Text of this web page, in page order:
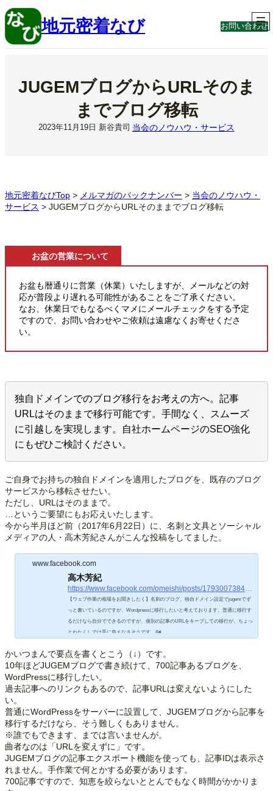
内
容
ス
地元密着なび お問い合わせ
JUGEMブログからURLそのま
までブログ移転
2023年11月19日 新谷貴司 当会のノウハウ・サービス
地元密着なびTop > メルマガのバックナンバー > 当会のノウハウ・
サービス > JUGEMブログからURLそのままでブログ移転
お盆の営業について
お盆も暦通りに営業（休業）いたしますが、メールなどの対
応が普段より遅れる可能性があることをご了承ください。
なお、休業日でもなるべくマメにメールチェックをする予定
ですので、お問い合わせやご依頼は遠慮なくお寄せくださ
い。
独自ドメインでのブログ移行をお考えの方へ。記事
URLはそのままで移行可能です。手間なく、スムーズ
に引越しを実現します。自社ホームページのSEO強化
にもぜひご検討ください。
ご自身でお持ちの独自ドメインを適用したブログを、既存のブログ
サービスから移転させたい。
ただし、URLはそのままで。
…というご要望にもお応えいたします。
今から半月ほど前（2017年6月22日）に、名刺と文具とソーシャル
メディアの人・高木芳紀さんがこんな投稿をしてました。
www.facebook.com
高木芳紀
https://www.facebook.com/omeishi/posts/1793007384059074
【ウェブ作業の相場をお聞きしたく】名刺のブログ、独自ドメイン設定でjugemでず
っと書いているのですが、Wordpressに移行したいと考えております。普通に移行す
るだけなら自分でできるのですが、個別の記事のURLをキープしての移行が、ちょっ
とわたくしでは手に負えなさそうです。&#…
かいつまんで要点を書くとこう（↓）です。
10年ほどJUGEMブログで書き続けて、700記事あるブログを、
WordPressに移行したい。
過去記事へのリンクもあるので、記事URLは変えないようにした
い。
普通にWordPressをサーバーに設置して、JUGEMブログから記事を
移行するだけなら、そう難しくもありません。
※誰でもできます、までは言いませんが。
曲者なのは「URLを変えずに」です。
JUGEMブログの記事エクスポート機能を使っても、記事IDは表示さ
れません。手作業で何とかする必要があります。
700記事ですので、知恵を絞らないととんでもなく時間がかかりま